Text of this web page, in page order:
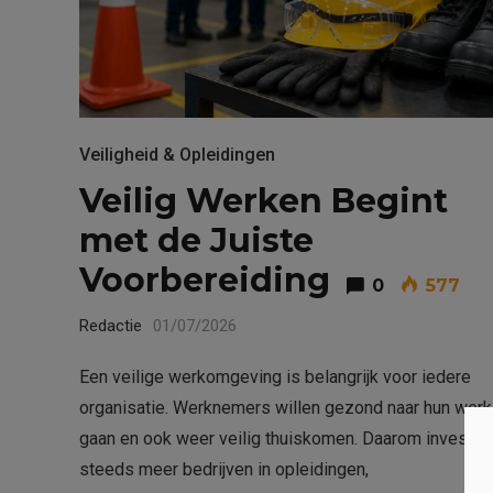
Veiligheid & Opleidingen
Veilig Werken Begint
met de Juiste
Voorbereiding
0 577
Redactie 01/07/2026
Een veilige werkomgeving is belangrijk voor iedere
organisatie. Werknemers willen gezond naar hun werk
gaan en ook weer veilig thuiskomen. Daarom
steeds meer bedrijven in opleidingen,